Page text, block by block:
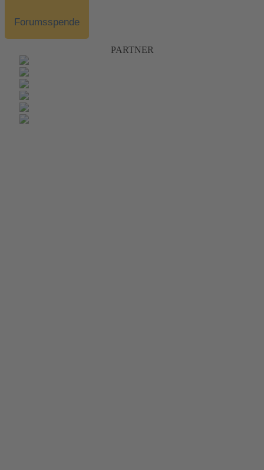
Forumsspende
PARTNER